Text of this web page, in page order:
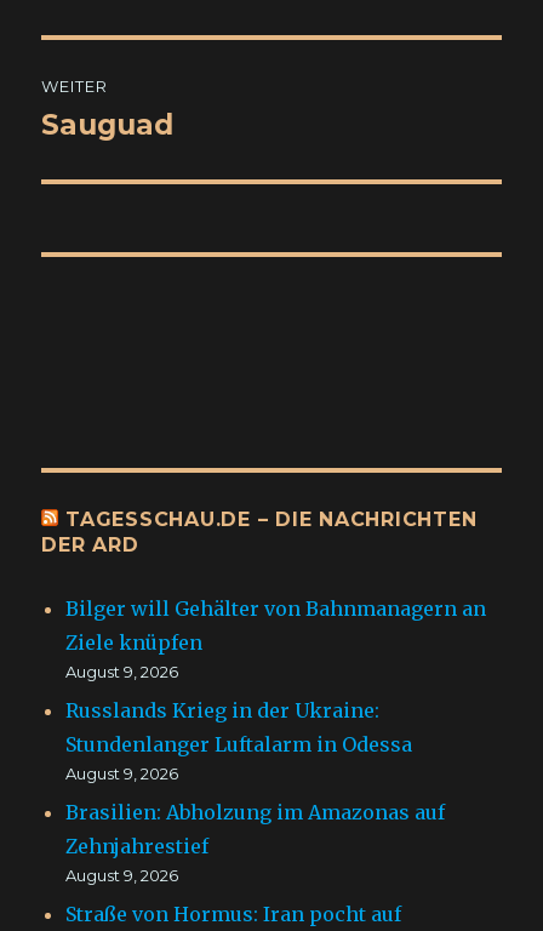
WEITER
Nächster
Sauguad
TAGESSCHAU.DE – DIE NACHRICHTEN
DER ARD
Bilger will Gehälter von Bahnmanagern an
Ziele knüpfen
August 9, 2026
Russlands Krieg in der Ukraine:
Stundenlanger Luftalarm in Odessa
August 9, 2026
Brasilien: Abholzung im Amazonas auf
Zehnjahrestief
August 9, 2026
Straße von Hormus: Iran pocht auf